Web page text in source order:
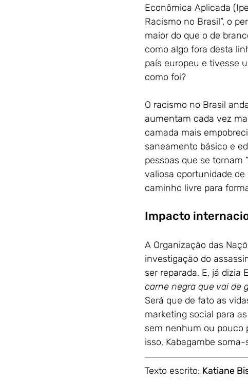
Econômica Aplicada
Racismo no Brasil”, o
maior do que o de
como algo fora desta
país europeu e tivesse
como foi?
O racismo no Brasil
aumentam cada vez
camada mais
saneamento básico e
pessoas que se tornam
valiosa oportunidade
caminho livre para
Impacto
A Organização das
investigação do
ser reparada. E, já dizia
carne negra que vai de
Será que de fato as
marketing social para
sem nenhum ou pouco
isso, Kabagambe
Texto escrito: Katiane